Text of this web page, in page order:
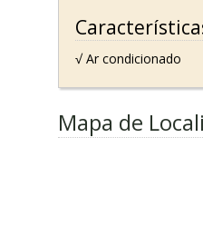
√ Ar condicionado
Mapa de